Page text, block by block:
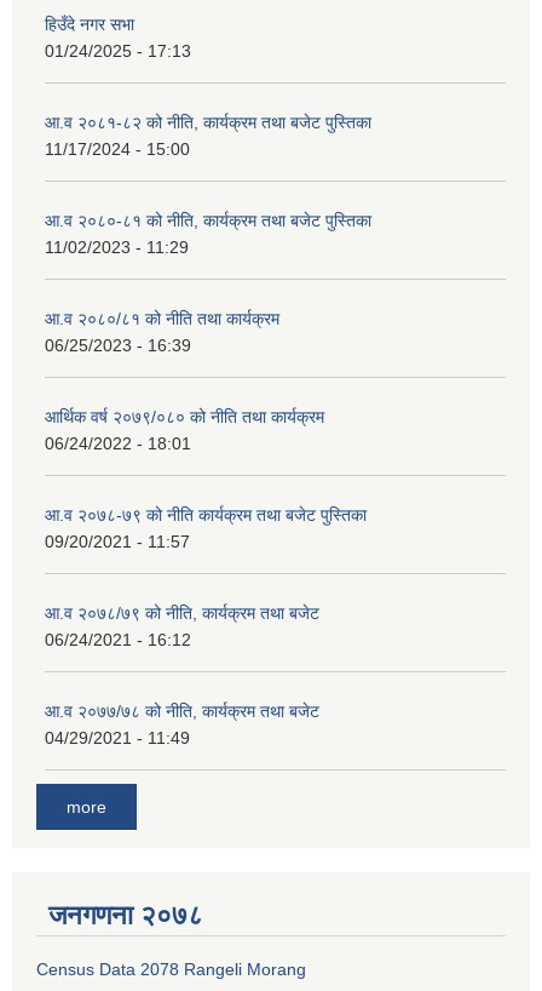
हिउँदे नगर सभा
01/24/2025 - 17:13
आ.व २०८१-८२ को नीति, कार्यक्रम तथा बजेट पुस्तिका
11/17/2024 - 15:00
आ.व २०८०-८१ को नीति, कार्यक्रम तथा बजेट पुस्तिका
11/02/2023 - 11:29
आ.व २०८०/८१ को नीति तथा कार्यक्रम
06/25/2023 - 16:39
आर्थिक वर्ष २०७९/०८० को नीति तथा कार्यक्रम
06/24/2022 - 18:01
आ.व २०७८-७९ को नीति कार्यक्रम तथा बजेट पुस्तिका
09/20/2021 - 11:57
आ.व २०७८/७९ को नीति, कार्यक्रम तथा बजेट
06/24/2021 - 16:12
आ.व २०७७/७८ को नीति, कार्यक्रम तथा बजेट
04/29/2021 - 11:49
more
जनगणना २०७८
Census Data 2078 Rangeli Morang